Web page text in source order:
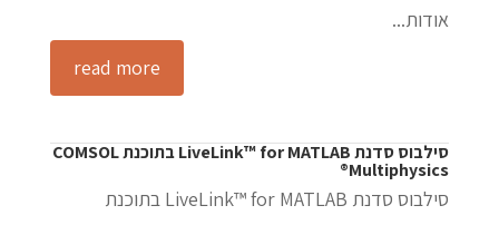
אודות...
read more
סילבוס סדנת LiveLink™ for MATLAB בתוכנת COMSOL
Multiphysics®
סילבוס סדנת LiveLink™ for MATLAB בתוכנת